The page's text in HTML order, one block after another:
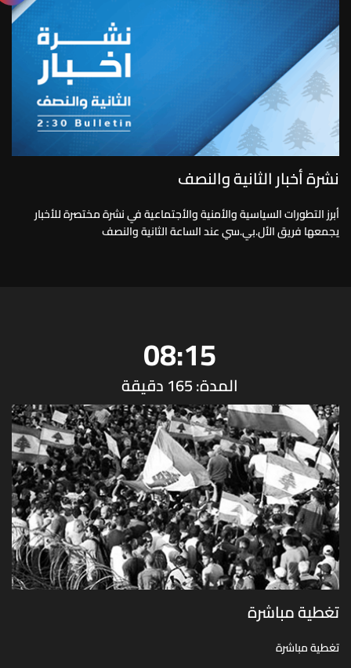
نشرة أخبار الثانية والنصف
أبرز التطورات السياسية والأمنية والأجتماعية في نشرة مختصرة للأخبار
يجمعها فريق الأل.بي.سي عند الساعة الثانية والنصف
08:15
المدة: 165 دقيقة
تغطية مباشرة
تغطية مباشرة